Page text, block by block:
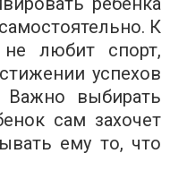
К
любит спорт,
успехов
выбирать
сам захочет
ему то, что